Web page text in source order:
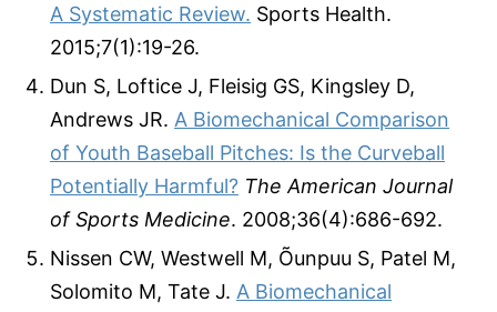
A Systematic Review. Sports Health.
2015;7(1):19-26.
Dun S, Loftice J, Fleisig GS, Kingsley D,
Andrews JR. A Biomechanical Comparison
of Youth Baseball Pitches: Is the Curveball
Potentially Harmful? The American Journal
of Sports Medicine. 2008;36(4):686-692.
Nissen CW, Westwell M, Õunpuu S, Patel M,
Solomito M, Tate J. A Biomechanical